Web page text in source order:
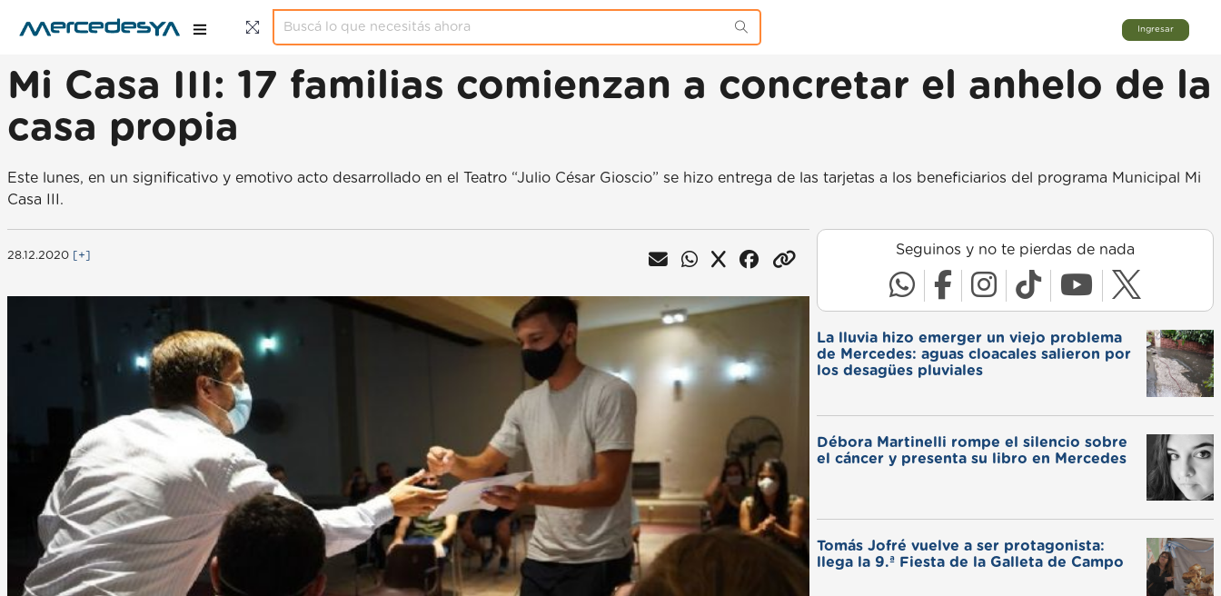
Ingresar
Mi Casa III: 17 familias comienzan a concretar el anhelo de la
casa propia
Este lunes, en un significativo y emotivo acto desarrollado en el Teatro “Julio César Gioscio” se hizo entrega de las tarjetas a los beneficiarios del programa Municipal Mi
Casa III.
28.12.2020 [+] Seguinos y no te pierdas de nada
La lluvia hizo emerger un viejo problema
de Mercedes: aguas cloacales salieron por
los desagües pluviales
Débora Martinelli rompe el silencio sobre
el cáncer y presenta su libro en Mercedes
Tomás Jofré vuelve a ser protagonista:
llega la 9.ª Fiesta de la Galleta de Campo